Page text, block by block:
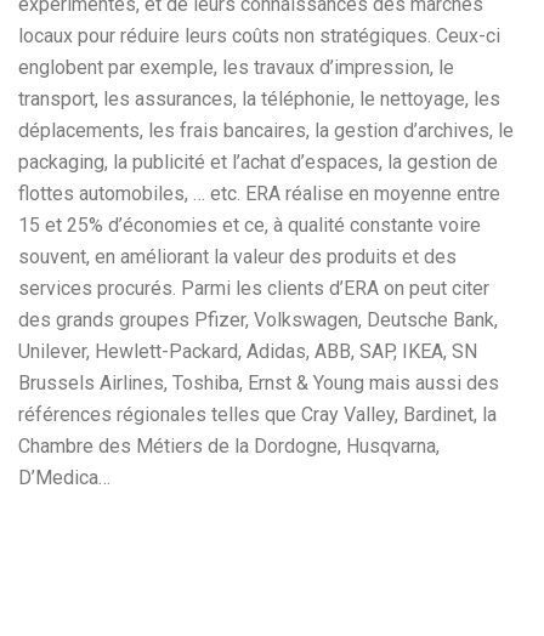
locaux pour réduire leurs coûts non stratégiques. Ceux-ci
englobent par exemple, les travaux d’impression, le
transport, les assurances, la téléphonie, le nettoyage, les
déplacements, les frais bancaires, la gestion d’archives, le
packaging, la publicité et l’achat d’espaces, la gestion de
flottes automobiles, … etc. ERA réalise en moyenne entre
15 et 25% d’économies et ce, à qualité constante voire
souvent, en améliorant la valeur des produits et des
services procurés. Parmi les clients d’ERA on peut citer
des grands groupes Pfizer, Volkswagen, Deutsche Bank,
Unilever, Hewlett-Packard, Adidas, ABB, SAP, IKEA, SN
Brussels Airlines, Toshiba, Ernst & Young mais aussi des
références régionales telles que Cray Valley, Bardinet, la
Chambre des Métiers de la Dordogne, Husqvarna,
D’Medica…